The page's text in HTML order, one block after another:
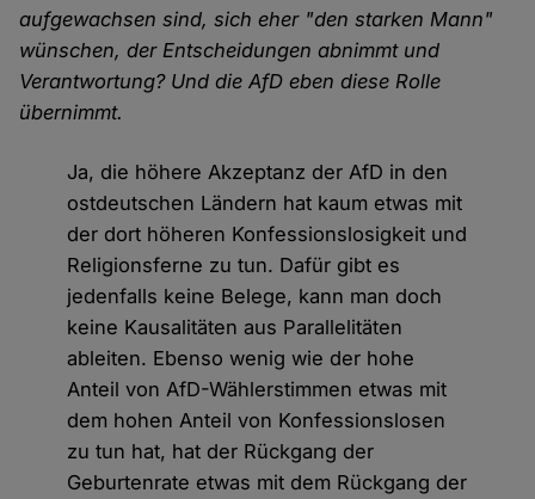
aufgewachsen sind, sich eher "den starken Mann"
wünschen, der Entscheidungen abnimmt und
Verantwortung? Und die AfD eben diese Rolle
übernimmt.
Ja, die höhere Akzeptanz der AfD in den
ostdeutschen Ländern hat kaum etwas mit
der dort höheren Konfessionslosigkeit und
Religionsferne zu tun. Dafür gibt es
jedenfalls keine Belege, kann man doch
keine Kausalitäten aus Parallelitäten
ableiten. Ebenso wenig wie der hohe
Anteil von AfD-Wählerstimmen etwas mit
dem hohen Anteil von Konfessionslosen
zu tun hat, hat der Rückgang der
Geburtenrate etwas mit dem Rückgang der